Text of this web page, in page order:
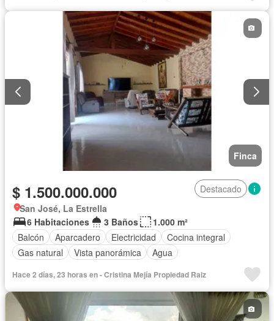
Finca
$ 1.500.000.000
Destacado
San José, La Estrella
6 Habitaciones
3 Baños
1.000 m²
Balcón
Aparcadero Electricidad
Cocina integral
Gas natural
Vista panorámica Agua
Hace 2 días, 23 horas en - Cristina Mejía Propiedad Raiz